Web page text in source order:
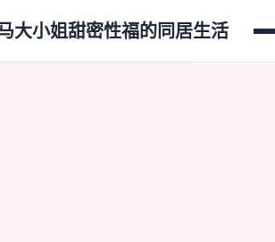
大小姐甜密性福的同居生活